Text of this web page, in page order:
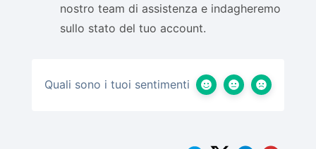
nostro team di assistenza e indagheremo
sullo stato del tuo account.
Quali sono i tuoi sentimenti